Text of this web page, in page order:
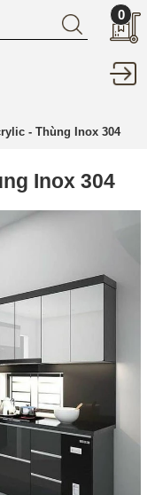
0
- Thùng Inox 304
Inox 304